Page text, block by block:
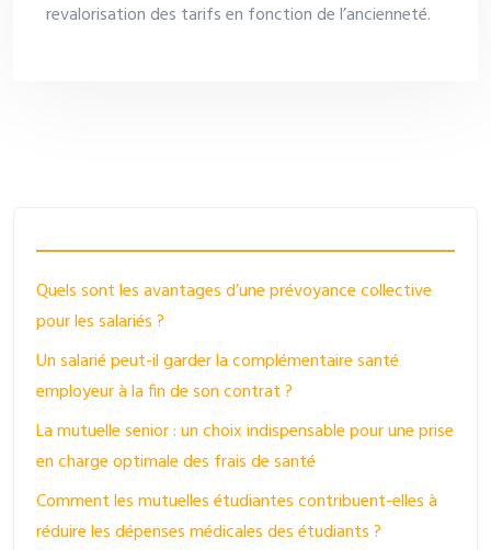
revalorisation des tarifs en fonction de l’ancienneté.
Quels sont les avantages d’une prévoyance collective
pour les salariés ?
Un salarié peut-il garder la complémentaire santé
employeur à la fin de son contrat ?
La mutuelle senior : un choix indispensable pour une prise
en charge optimale des frais de santé
Comment les mutuelles étudiantes contribuent-elles à
réduire les dépenses médicales des étudiants ?